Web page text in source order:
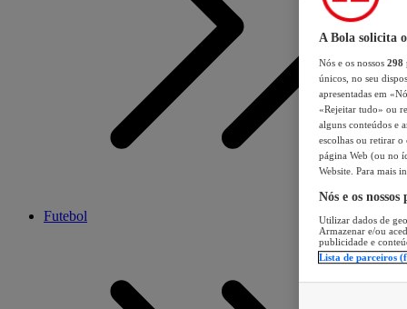
Futebol
A Bola solicita
Nós e os nossos 298
únicos, no seu
apresentadas em
«Rejeitar tudo» ou
alguns conteúdos e
escolhas ou retirar
página Web (ou no
Website. Para mais
Nós e os
Utilizar dados de
Armazenar e/ou
publicidade e
Lista de parceiros